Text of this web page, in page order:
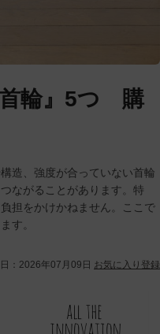
首輪』5つ 購
造、強度が合っていない首輪
ながることがあります。特
担をかけかねません。ここで
す。
： 2026年07月09日 お気に入り登録